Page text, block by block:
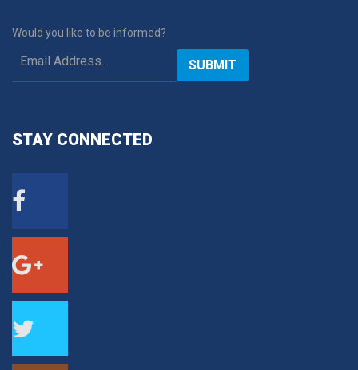
Would you like to be informed?
SUBMIT
STAY CONNECTED